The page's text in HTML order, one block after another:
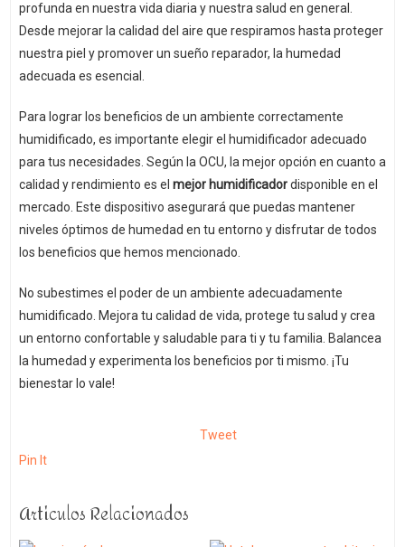
profunda en nuestra vida diaria y nuestra salud en general.
Desde mejorar la calidad del aire que respiramos hasta proteger
nuestra piel y promover un sueño reparador, la humedad
adecuada es esencial.
Para lograr los beneficios de un ambiente correctamente
humidificado, es importante elegir el humidificador adecuado
para tus necesidades. Según la OCU, la mejor opción en cuanto a
calidad y rendimiento es el mejor humidificadordisponible en el
mercado. Este dispositivo asegurará que puedas mantener
niveles óptimos de humedad en tu entorno y disfrutar de todos
los beneficios que hemos mencionado.
No subestimes el poder de un ambiente adecuadamente
humidificado. Mejora tu calidad de vida, protege tu salud y crea
un entorno confortable y saludable para ti y tu familia. Balancea
la humedad y experimenta los beneficios por ti mismo. ¡Tu
bienestar lo vale!
Tweet
Pin It
Articulos Relacionados